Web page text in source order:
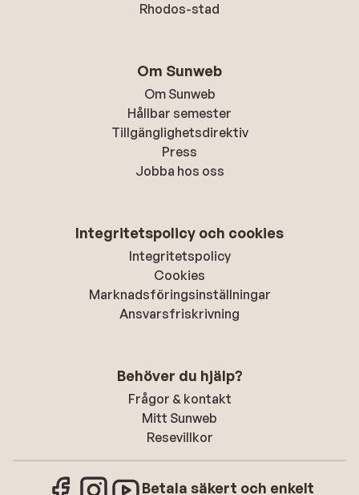
Rhodos-stad
Om Sunweb
Om Sunweb
Hållbar semester
Tillgänglighetsdirektiv
Press
Jobba hos oss
Integritetspolicy och cookies
Integritetspolicy
Cookies
Marknadsföringsinställningar
Ansvarsfriskrivning
Behöver du hjälp?
Frågor & kontakt
Mitt Sunweb
Resevillkor
Betala säkert och enkelt